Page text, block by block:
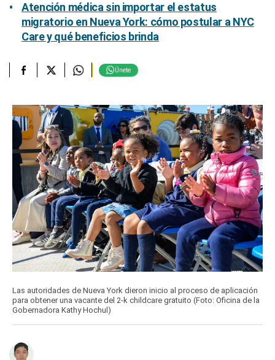
Atención médica sin importar el estatus
migratorio en Nueva York: cómo postular a NYC
Care y qué beneficios brinda
Únete
Las autoridades de Nueva York dieron inicio al proceso de aplicación
para obtener una vacante del 2-k childcare gratuito (Foto: Oficina de la
Gobernadora Kathy Hochul)